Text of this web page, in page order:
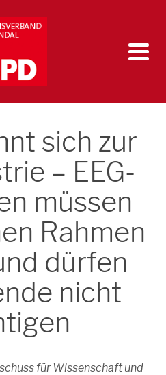
sich zur
– EEG-
müssen
Rahmen
dürfen
nicht
für Wissenschaft und